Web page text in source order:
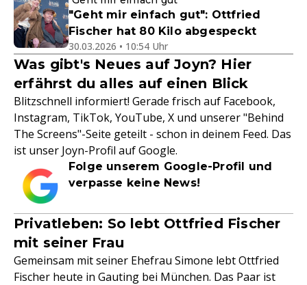
"Geht mir einfach gut": Ottfried
Fischer hat 80 Kilo abgespeckt
30.03.2026 • 10:54 Uhr
Was gibt's Neues auf Joyn? Hier
erfährst du alles auf einen Blick
Blitzschnell informiert! Gerade frisch auf Facebook,
Instagram, TikTok, YouTube, X und unserer "Behind
The Screens"-Seite geteilt - schon in deinem Feed. Das
ist unser Joyn-Profil auf Google.
Folge unserem Google-Profil und
verpasse keine News!
Privatleben: So lebt Ottfried Fischer
mit seiner Frau
Gemeinsam mit seiner Ehefrau Simone lebt Ottfried
Fischer heute in Gauting bei München. Das Paar ist